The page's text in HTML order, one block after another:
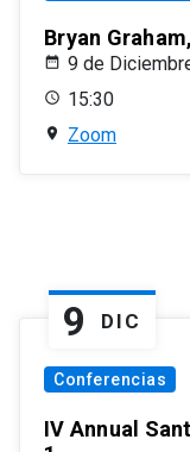
Bryan
9 de
15:30
Zoom
9 DIC
Conferencias
IV Annual